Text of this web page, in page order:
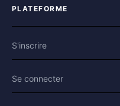
PLATEFORME
S'inscrire
Se connecter